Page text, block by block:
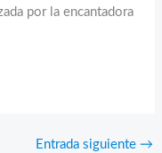
por la encantadora
Entrada siguiente →